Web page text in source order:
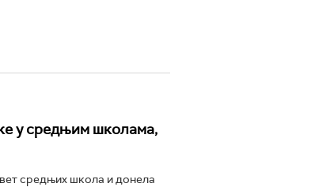
у средњим школама,
средњих школа и донела